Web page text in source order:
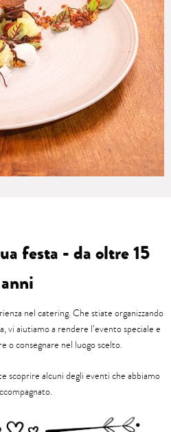
festa - da oltre 15
anni
nel catering. Che stiate organizzando
vi aiutiamo a rendere l’evento speciale e
o consegnare nel luogo scelto.
scoprire alcuni degli eventi che abbiamo